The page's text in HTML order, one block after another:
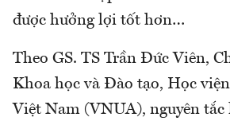
được hưởng lợi tốt hơn…
Theo GS. TS Trần Đức Viên,
Khoa học và Đào tạo, Học
Việt Nam (VNUA), nguyên tắc